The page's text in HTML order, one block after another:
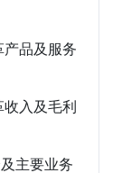
产品及服务
入及毛利
主要业务